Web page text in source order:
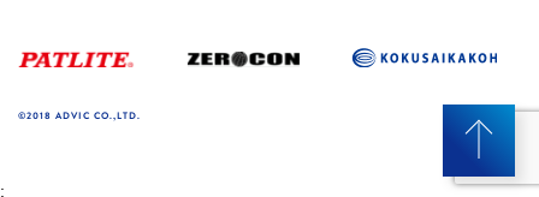
©2018 ADVIC CO.,LTD.
;